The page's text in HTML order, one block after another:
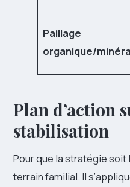
Paillage
organique/
Plan d’action
stabilisation
Pour que la stratégie
terrain familial. Il